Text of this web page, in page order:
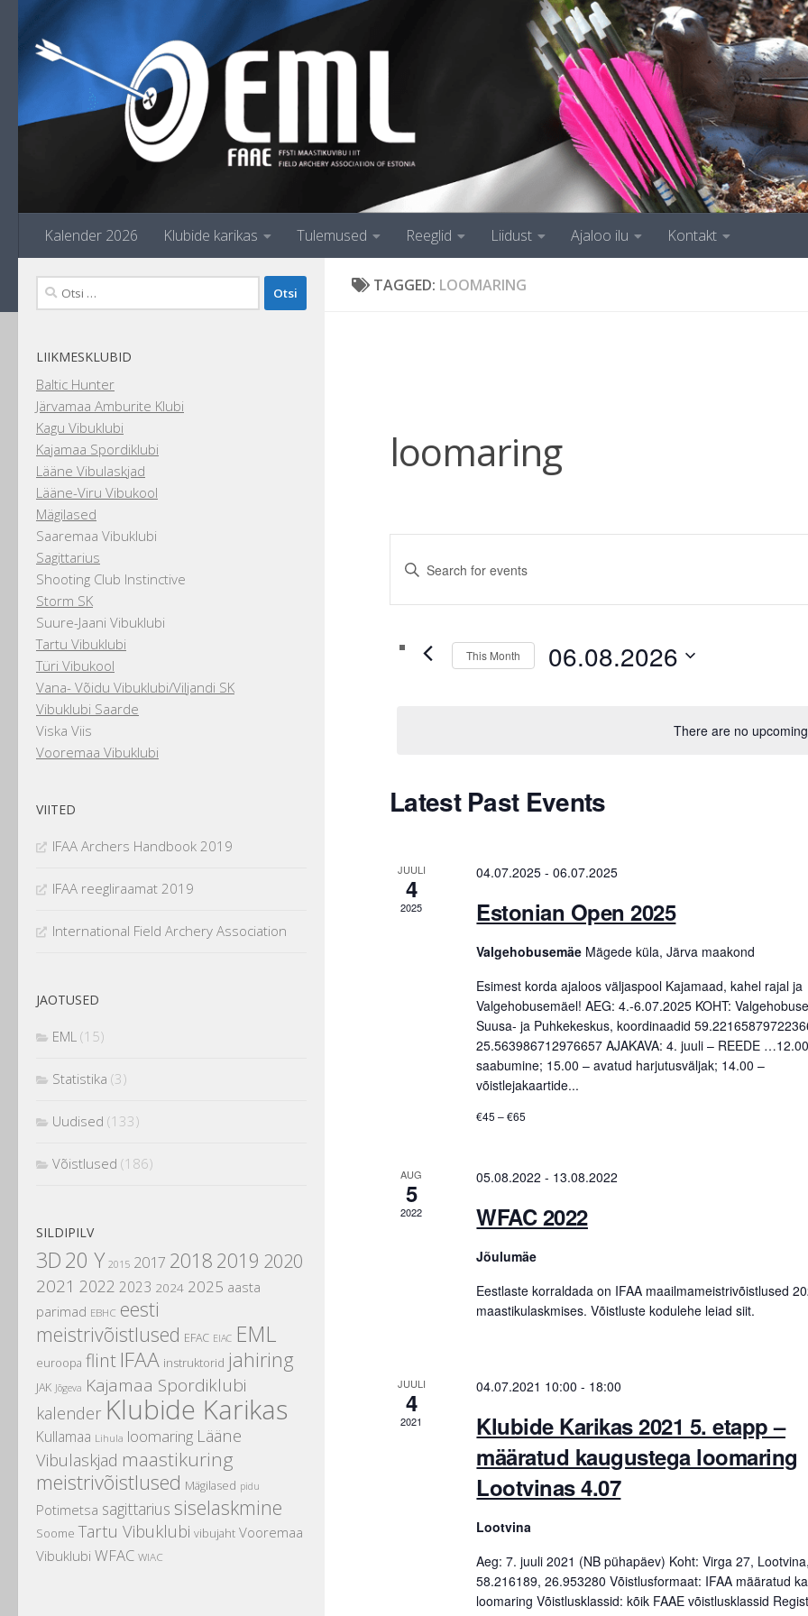
Skip to content
Kalender 2026 Klubide karikas Tulemused Reeglid Liidust Ajaloo ilu Kontakt
TAGGED: LOOMARING
loomaring
There are no
E
v
e
S
e
a
d
V
s
N
Enter
for
Events
This Month 06.08.2026
C
f
n
t
Latest Past Events
JUULI
4
2025
04.07.2025 -06.07.2025
Estonian Open 2025
Valgehobusemäe Mägede küla, Järva maakond
Esimest korda ajaloos väljaspool Kajamaad, kahel rajal ja
Valgehobusemäel! AEG: 4.-6.07.2025 KOHT:
Suusa- ja Puhkekeskus, koordinaadid
25.563986712976657 AJAKAVA: 4. juuli – REEDE
saabumine; 15.00 – avatud harjutusväljak; 14.00 –
võistlejakaartide...
€45 – €65
AUG
5
2022
05.08.2022 - 13.08.2022
WFAC 2022
Jõulumäe
Eestlaste korraldada on IFAA maailmameistrivõistlused
maastikulaskmises. Võistluste kodulehe leiad siit.
JUULI
4
2021
04.07.2021 10:00 - 18:00
Klubide Karikas 2021 5. etapp –
määratud kaugustega loomaring
Lootvinas 4.07
Lootvina
Aeg: 7. juuli 2021 (NB pühapäev) Koht: Virga 27,
58.216189, 26.953280 Võistlusformaat: IFAA määratud
loomaring Võistlusklassid: kõik FAAE võistlusklassid
Otsi:
LIIKMESKLUBID
Baltic Hunter
Järvamaa Amburite Klubi
Kagu Vibuklubi
Kajamaa Spordiklubi
Lääne Vibulaskjad
Lääne-Viru Vibukool
Mägilased
Saaremaa Vibuklubi
Sagittarius
Shooting Club Instinctive
Storm SK
Suure-Jaani Vibuklubi
Tartu Vibuklubi
Türi Vibukool
Vana- Võidu Vibuklubi/Viljandi SK
Vibuklubi Saarde
Viska Viis
Vooremaa Vibuklubi
VIITED
IFAA Archers Handbook 2019
IFAA reegliraamat 2019
International Field Archery Association
JAOTUSED
EML (15)
Statistika (3)
Uudised (133)
Võistlused (186)
SILDIPILV
3D20 Y 2015 2017 2018 2019 2020
2021 2022 2023 2024 2025 aasta
parimad EBHC eesti
meistrivõistlused EFAC EIAC EML
euroopa flint IFAA instruktorid jahiring
JAK Jõgeva Kajamaa Spordiklubi
kalender Klubide Karikas
Kullamaa Lihula loomaring Lääne
Vibulaskjad maastikuring
meistrivõistlused Mägilased pidu
Potimetsa sagittarius siselaskmine
Soome Tartu Vibuklubi vibujaht Vooremaa
Vibuklubi WFAC WIAC